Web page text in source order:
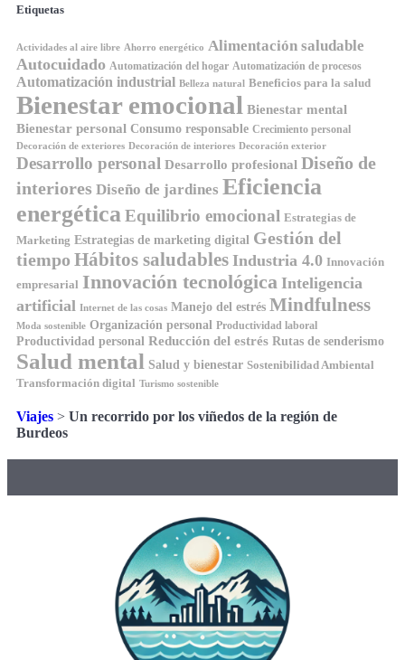
Etiquetas
Actividades al aire libre Ahorro energético Alimentación saludable
Autocuidado Automatización del hogar Automatización de procesos
Automatización industrial Belleza natural Beneficios para la salud
Bienestar emocional Bienestar mental
Bienestar personal Consumo responsable Crecimiento personal
Decoración de exteriores Decoración de interiores Decoración exterior
Desarrollo personal Desarrollo profesional Diseño de
interiores Diseño de jardines Eficiencia
energéticaEquilibrio emocional Estrategias de
Marketing Estrategias de marketing digital Gestión del
tiempo Hábitos saludables Industria 4.0 Innovación
empresarial Innovación tecnológica Inteligencia
artificial Internet de las cosas Manejo del estrés Mindfulness
Moda sostenible Organización personal Productividad laboral
Productividad personal Reducción del estrés Rutas de senderismo
Salud mental Salud y bienestar Sostenibilidad Ambiental
Transformación digital Turismo sostenible
Viajes > Un recorrido por los viñedos de la región de
Burdeos